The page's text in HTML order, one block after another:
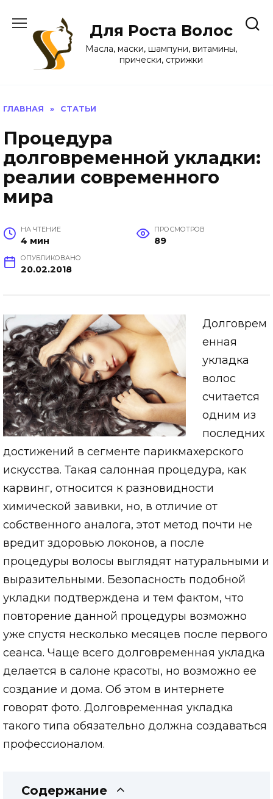
содержанию
Для Роста Волос
Масла, маски, шампуни, витамины,
прически, стрижки
ГЛАВНАЯ » СТАТЬИ
Процедура
долговременной укладки:
реалии современного
мира
НА ЧТЕНИЕ
4 мин
ПРОСМОТРОВ
89
ОПУБЛИКОВАНО
20.02.2018
Долговрем
енная
укладка
волос
считается
одним из
последних
достижений в сегменте парикмахерского
искусства. Такая салонная процедура, как
карвинг, относится к разновидности
химической завивки, но, в отличие от
собственного аналога, этот метод почти не
вредит здоровью локонов, а после
процедуры волосы выглядят натуральными и
выразительными. Безопасность подобной
укладки подтверждена и тем фактом, что
повторение данной процедуры возможно
уже спустя несколько месяцев после первого
сеанса. Чаще всего долговременная укладка
делается в салоне красоты, но возможно ее
создание и дома. Об этом в интернете
говорят фото. Долговременная укладка
такого типа обязательно должна создаваться
профессионалом.
Содержание